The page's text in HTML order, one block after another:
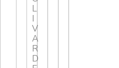
L
I
V
A
R
D